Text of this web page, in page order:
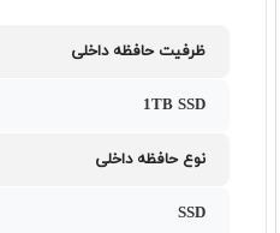
ظرفیت حافظه داخلی
1TB SSD
نوع حافظه داخلی
SSD